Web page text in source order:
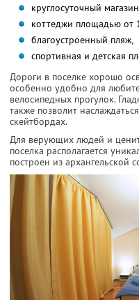
круглосуточный
коттеджи площадью от
благоустроенный пляж,
спортивная и детская
Дороги в поселке хорошо
особенно удобно для
велосипедных прогулок.
также позволит
скейтбордах.
Для верующих людей и
поселка располагается
построен из архангельской